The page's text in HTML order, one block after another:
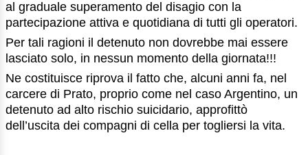
al graduale superamento del disagio con la
partecipazione attiva e quotidiana di tutti gli operatori.
Per tali ragioni il detenuto non dovrebbe mai essere
lasciato solo, in nessun momento della giornata!!!
Ne costituisce riprova il fatto che, alcuni anni fa, nel
carcere di Prato, proprio come nel caso Argentino, un
detenuto ad alto rischio suicidario, approfittò
dell’uscita dei compagni di cella per togliersi la vita.